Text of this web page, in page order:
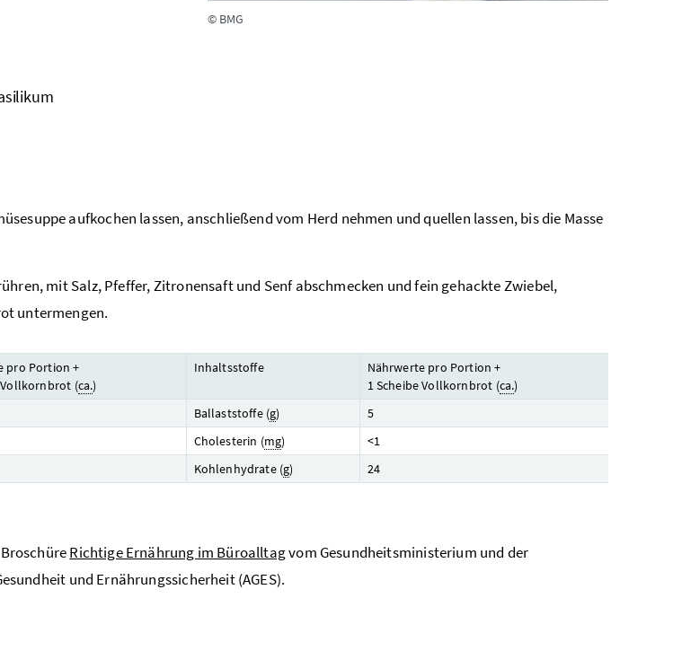
© BMG
aufkochen lassen, anschließend vom Herd nehmen und quellen lassen, bis die Masse
mit Salz, Pfeffer, Zitronensaft und Senf abschmecken und fein gehackte Zwiebel,
untermengen.
pro Portion +
Vollkornbrot (ca.)
Inhaltsstoffe
Nährwerte pro Portion +
1 Scheibe Vollkornbrot (ca.)
Ballaststoffe (g)
5
Cholesterin (mg)
<1
Kohlenhydrate (g) 24
Richtige Ernährung im Büroalltagvom Gesundheitsministerium und der
und Ernährungssicherheit (AGES).